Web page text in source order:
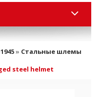
» Стальные шлемы
steel helmet